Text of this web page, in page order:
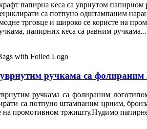
папирна кеса са уврнутом
са потпуно одштампаним
трговце и широко се користе на
папирних кеса са равним ручкама...
ручкама са фолираним
ручкама са фолираним
са потпуно штампаним црним,
промотивном тржишту.Нудимо